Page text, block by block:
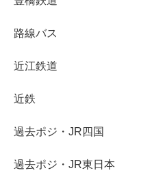
路線バス
近江鉄道
近鉄
過去ポジ・JR四国
過去ポジ・JR東日本